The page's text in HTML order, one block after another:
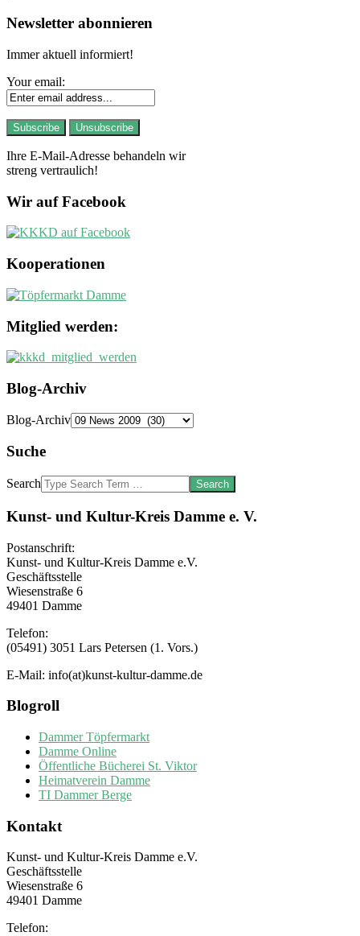
Newsletter abonnieren
Immer aktuell informiert!
Your email:
Ihre E-Mail-Adresse behandeln wir
streng vertraulich!
Wir auf Facebook
Kooperationen
Mitglied werden:
Blog-Archiv
Blog-Archiv
Suche
Search
Kunst- und Kultur-Kreis Damme e. V.
Postanschrift:
Kunst- und Kultur-Kreis Damme e.V.
Geschäftsstelle
Wiesenstraße 6
49401 Damme
Telefon:
(05491) 3051 Lars Petersen (1. Vors.)
E-Mail: info(at)kunst-kultur-damme.de
Blogroll
Dammer Töpfermarkt
Damme Online
Öffentliche Bücherei St. Viktor
Heimatverein Damme
TI Dammer Berge
Kontakt
Kunst- und Kultur-Kreis Damme e.V.
Geschäftsstelle
Wiesenstraße 6
49401 Damme
Telefon: